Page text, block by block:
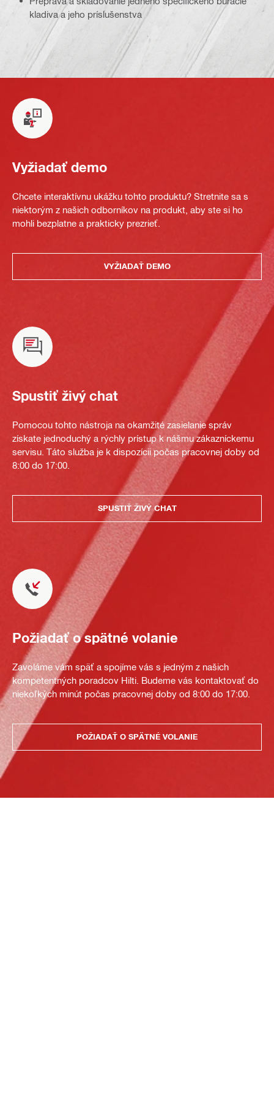
kladiva a jeho príslušenstva
Vyžiadať demo
Chcete interaktívnu ukážku tohto produktu? Stretnite sa s
niektorým z našich odborníkov na produkt, aby ste si ho
mohli bezplatne a prakticky prezrieť.
VYŽIADAŤ DEMO
Spustiť živý chat
Pomocou tohto nástroja na okamžité zasielanie správ
získate jednoduchý a rýchly prístup k nášmu zákazníckemu
servisu. Táto služba je k dispozícii počas pracovnej doby od
8:00 do 17:00.
SPUSTIŤ ŽIVÝ CHAT
Požiadať o spätné volanie
Zavoláme vám späť a spojíme vás s jedným z našich
kompetentných poradcov Hilti. Budeme vás kontaktovať do
niekoľkých minút počas pracovnej doby od 8:00 do 17:00.
POŽIADAŤ O SPÄTNÉ VOLANIE